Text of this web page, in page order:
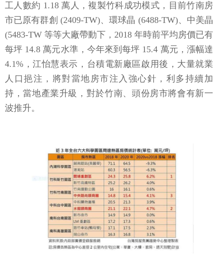
工人數約 1.18 萬人，複製竹科成功模式，目前竹南房
市已原有群創 (2409-TW)、環球晶 (6488-TW)、中美晶
(5483-TW 等等大廠帶動下，2018 年時前平均房價已有
每坪 14.8 萬元水準，今年來到每坪 15.4 萬元，漲幅達
4.1%，江怡慧表示，台積電新廠區啟用後，大量就業
人口挹注，將對當地房市注入強心針，利多持續加
持，當地產業升級，對於竹南、頭份房市將會有新一
波推升。